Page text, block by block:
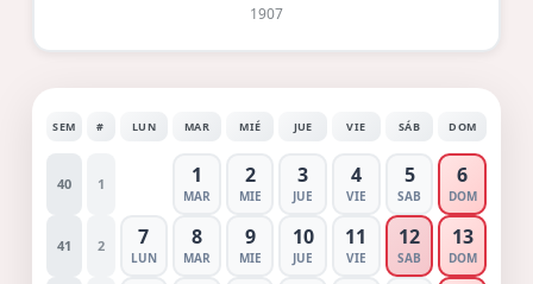
1907
SEM # LUN MAR MIÉ JUE VIE SÁB DOM
40 1 1
MAR
2
MIE
3
JUE
4
VIE
5
SAB
6
DOM
41 2 7
LUN
8
MAR
9
MIE
10
JUE
11
VIE
12
SAB
13
DOM